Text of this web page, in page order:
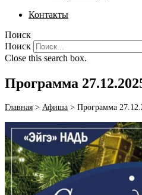
Контакты
Поиск
Поиск
Close this search box.
Программа
Главная > Афиша > Программа